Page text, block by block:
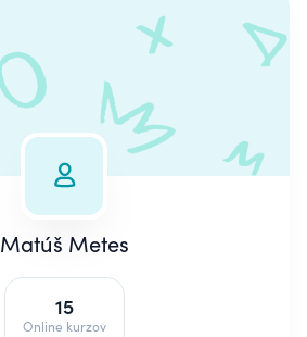
Matúš Metes
15
Online kurzov